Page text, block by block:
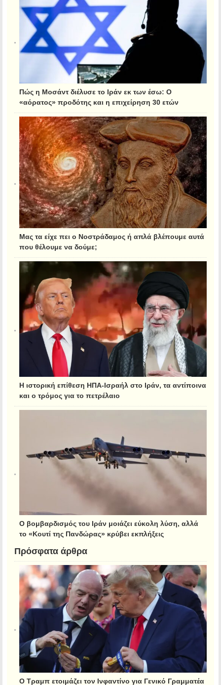
Πώς η Μοσάντ διέλυσε το Ιράν εκ των έσω: Ο
«αόρατος» προδότης και η επιχείρηση 30 ετών
Μας τα είχε πει ο Νοστράδαμος ή απλά βλέπουμε αυτά
που θέλουμε να δούμε;
Η ιστορική επίθεση ΗΠΑ-Ισραήλ στο Ιράν, τα αντίποινα
και ο τρόμος για το πετρέλαιο
Ο βομβαρδισμός του Ιράν μοιάζει εύκολη λύση, αλλά
το «Κουτί της Πανδώρας» κρύβει εκπλήξεις
Πρόσφατα άρθρα
Ο Τραμπ ετοιμάζει τον Ινφαντίνο για Γενικό Γραμματέα